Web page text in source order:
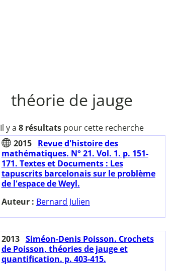
théorie de jauge
Il y a 8 résultats pour cette recherche
2015
Revue d'histoire des
mathématiques. N° 21. Vol. 1. p. 151-
171. Textes et Documents : Les
tapuscrits barcelonais sur le problème
de l'espace de Weyl.
Auteur : Bernard Julien
2013 Siméon-Denis Poisson. Crochets
de Poisson, théories de jauge et
quantification. p. 403-415.